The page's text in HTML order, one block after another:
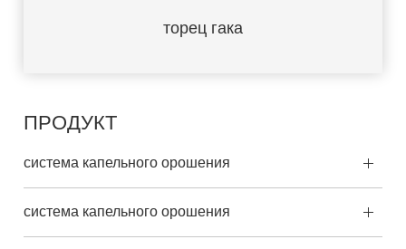
торец гака
ПРОДУКТ
система капельного орошения
система капельного орошения